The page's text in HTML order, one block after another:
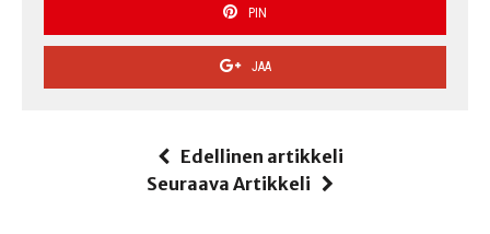
PIN
JAA
Edellinen artikkeli
Seuraava Artikkeli